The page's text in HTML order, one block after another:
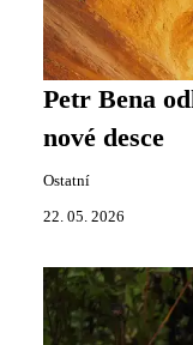
Petr Bena
nové desce
Ostatní
22. 05. 2026